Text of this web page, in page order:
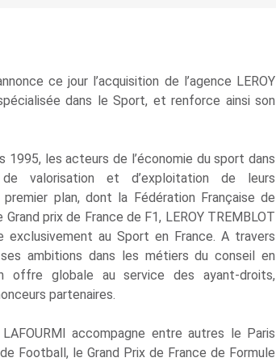
ce jour l’acquisition de l’agence LEROY
dans le Sport, et renforce ainsi son
1995, les acteurs de l’économie du sport dans
de valorisation et d’exploitation de leurs
plan, dont la Fédération Française de
prix de France de F1, LEROY TREMBLOT
au Sport en France. A travers
ambitions dans les métiers du conseil en
globale au service des ayant-droits,
partenaires.
accompagne entre autres le Paris
Football, le Grand Prix de France de Formule